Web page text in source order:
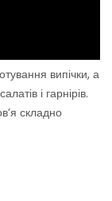
випічки, а
і гарнірів.
складно